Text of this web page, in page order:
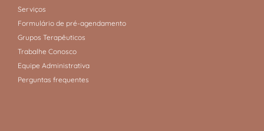
Serviços
Formulário de pré-agendamento
Grupos Terapêuticos
Trabalhe Conosco
Equipe Administrativa
Perguntas frequentes